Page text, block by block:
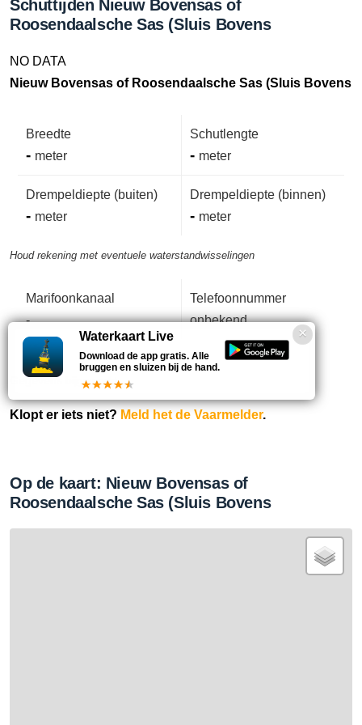
Schuttijden Nieuw Bovensas of
Roosendaalsche Sas (Sluis Bovens
NO DATA
Nieuw Bovensas of Roosendaalsche Sas (Sluis Bovens
Breedte
- meter
Schutlengte
- meter
Drempeldiepte (buiten)
- meter
Drempeldiepte (binnen)
- meter
Houd rekening met eventuele waterstandwisselingen
Marifoonkanaal
-
Telefoonnummer
onbekend
Gegevens bijgewerkt:
Klopt er iets niet? Meld het de Vaarmelder.
Op de kaart: Nieuw Bovensas of
Roosendaalsche Sas (Sluis Bovens
Waterkaart Live
Download de app gratis. Alle
bruggen en sluizen bij de hand.